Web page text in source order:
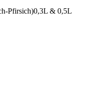
Pfirsich)0,3L & 0,5L